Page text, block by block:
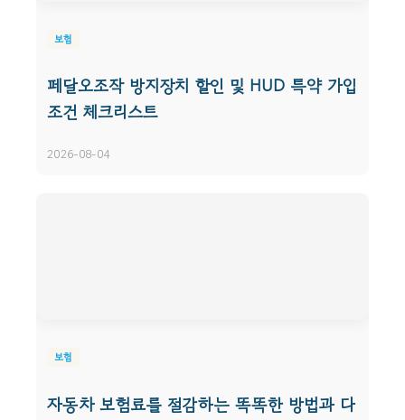
보험
페달오조작 방지장치 할인 및 HUD 특약 가입
조건 체크리스트
2026-08-04
보험
자동차 보험료를 절감하는 똑똑한 방법과 다